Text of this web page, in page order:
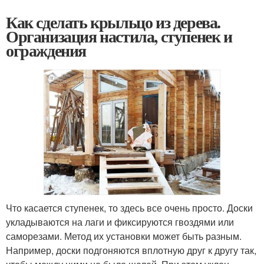
Как сделать крыльцо из дерева.
Организация настила, ступенек и
ограждения
Что касается ступенек, то здесь все очень просто. Доски
укладываются на лаги и фиксируются гвоздями или
саморезами. Метод их установки может быть разным.
Например, доски подгоняются вплотную друг к другу так,